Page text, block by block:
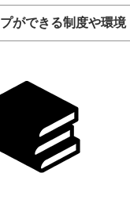
ができる制度や環境